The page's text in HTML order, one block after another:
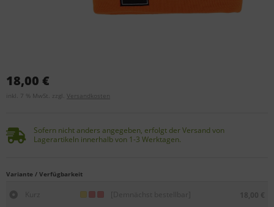
18,00 €
inkl. 7 % MwSt. zzgl. Versandkosten
Sofern nicht anders angegeben, erfolgt der Versand von
Lagerartikeln innerhalb von 1-3 Werktagen.
Variante / Verfügbarkeit